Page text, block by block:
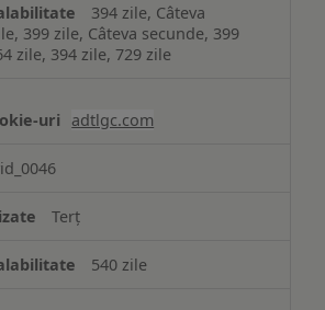
394 zile, Câteva
399 zile, Câteva secunde, 399
zile, 394 zile, 729 zile
adtlgc.com
Terț
540 zile